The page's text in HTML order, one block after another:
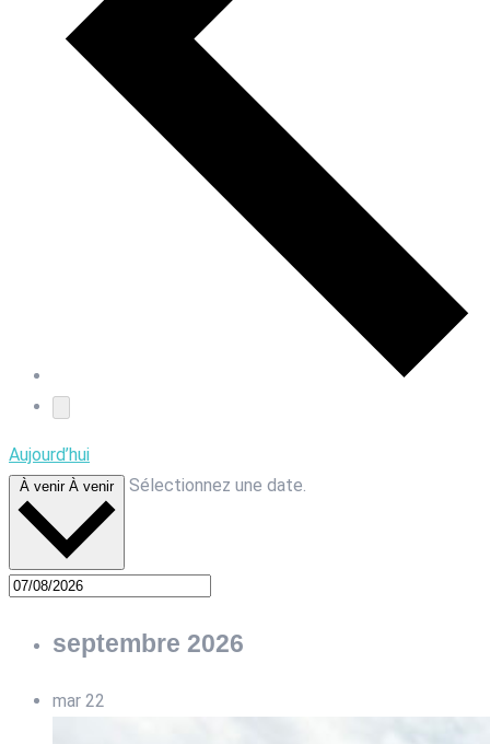
Aujourd’hui
À venir À venir Sélectionnez une date.
septembre 2026
mar 22